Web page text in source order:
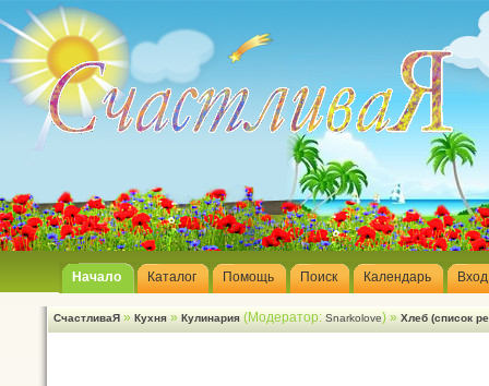
Начало Каталог Помощь Поиск Календарь Вход
СчастливаЯ » Кухня » Кулинария (Модератор: Snarkolove) » Хлеб (список